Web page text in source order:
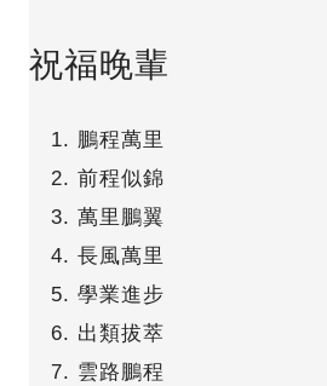
祝福晚輩
鵬程萬里
前程似錦
萬里鵬翼
長風萬里
學業進步
出類拔萃
雲路鵬程